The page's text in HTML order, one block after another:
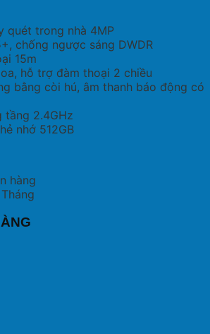
quét trong nhà 4MP
chống ngược sáng DWDR
15m
hỗ trợ đàm thoại 2 chiều
bằng còi hú, âm thanh báo động có
tầng 2.4GHz
nhớ 512GB
hàng